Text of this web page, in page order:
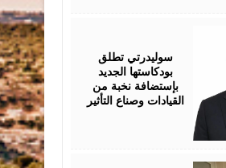
سوليدرتي تطلق
بودكاستها الجديد
بإستضافة نخبة من
القيادات وصناع التأثير